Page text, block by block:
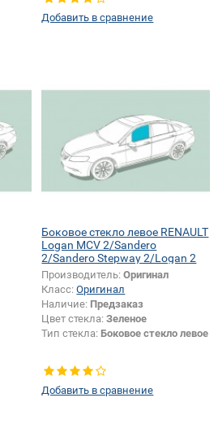
зеркала + логотипа спец.
возможностей:Да
Добавить в сравнение
Боковое стекло левое RENAULT
Logan MCV 2/Sandero
2/Sandero Stepway 2/Logan 2
Производитель:Оригинал
Класс:Оригинал
Наличие: Предзаказ
Цвет стекла:Зеленое
Тип стекла: Боковое стекло левое
Добавить в сравнение